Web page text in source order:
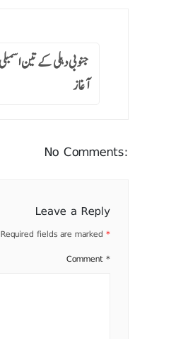
آغاز
No Comments:
Leave a Reply
Required fields are marked *
Comment *